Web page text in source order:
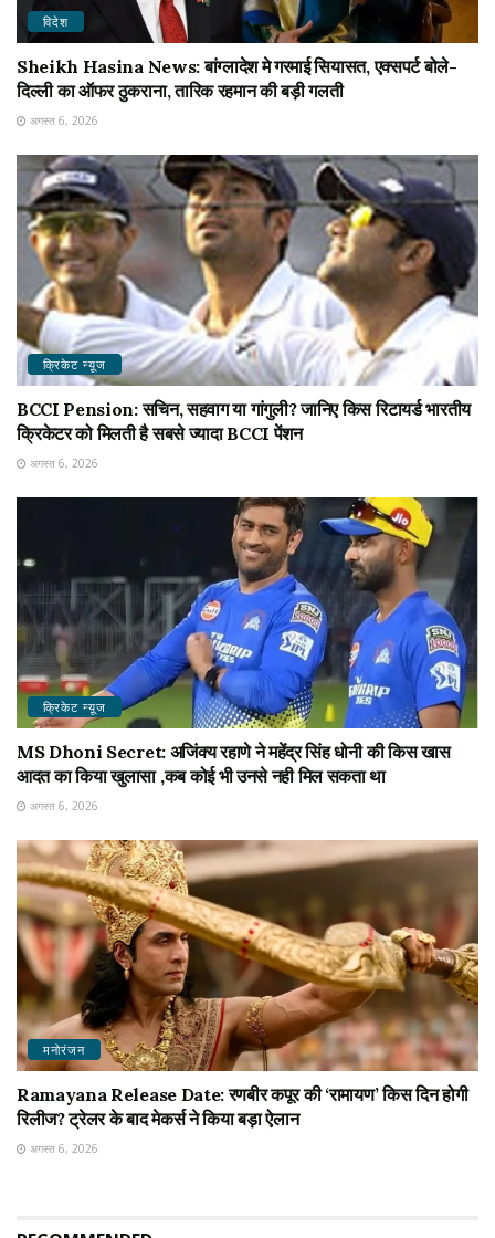
विदेश
Sheikh Hasina News: बांग्लादेश मे गरमाई सियासत, एक्सपर्ट बोले-
दिल्ली का ऑफर ठुकराना, तारिक रहमान की बड़ी गलती
अगस्त 6, 2026
क्रिकेट न्यू़ज
BCCI Pension: सचिन, सहवाग या गांगुली? जानिए किस रिटायर्ड भारतीय
क्रिकेटर को मिलती है सबसे ज्यादा BCCI पेंशन
अगस्त 6, 2026
क्रिकेट न्यू़ज
MS Dhoni Secret: अजिंक्य रहाणे ने महेंद्र सिंह धोनी की किस खास
आदत का किया खुलासा ,कब कोई भी उनसे नही मिल सकता था
अगस्त 6, 2026
मनोरंजन
Ramayana Release Date: रणबीर कपूर की ‘रामायण’ किस दिन होगी
रिलीज? ट्रेलर के बाद मेकर्स ने किया बड़ा ऐलान
अगस्त 6, 2026